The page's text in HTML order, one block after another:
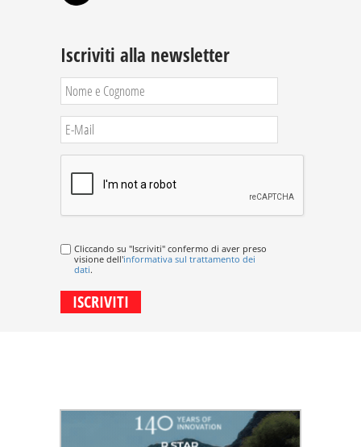
Iscriviti alla newsletter
Cliccando su "Iscriviti" confermo di aver preso
visione dell'informativa sul trattamento dei
dati.